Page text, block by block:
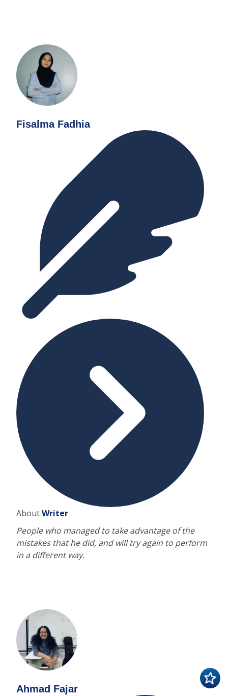
Fisalma Fadhia
AboutWriter
People who managed to take advantage of the
mistakes that he did, and will try again to perform
in a different way.
Ahmad Fajar